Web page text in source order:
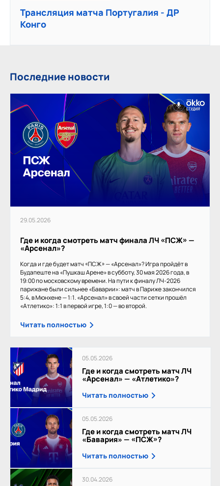
Трансляция матча Португалия - ДР
Конго
Последние новости
29.05.2026
Где и когда смотреть матч финала ЛЧ «ПСЖ» —
«Арсенал»?
Когда и где будет матч «ПСЖ» — «Арсенал»? Игра пройдёт в
Будапеште на «Пушкаш Арене» в субботу, 30 мая 2026 года, в
19:00 по московскому времени. На пути к финалу ЛЧ-2026
парижане были сильнее «Баварии»: матч в Париже закончился
5:4, в Мюнхене — 1:1. «Арсенал» в своей части сетки прошёл
«Атлетико»: 1:1 в первой игре, 1:0 — во второй.
Читать полностью
05.05.2026
Где и когда смотреть матч ЛЧ
«Арсенал» — «Атлетико»?
Читать полностью
05.05.2026
Где и когда смотреть матч ЛЧ
«Бавария» — «ПСЖ»?
Читать полностью
30.04.2026